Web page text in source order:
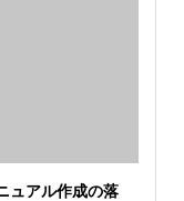
ュアル作成の落